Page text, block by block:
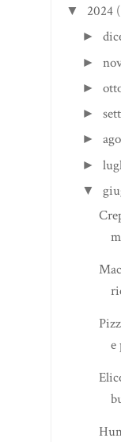
▼ 2024
►
►
►
►
►
►
▼
e